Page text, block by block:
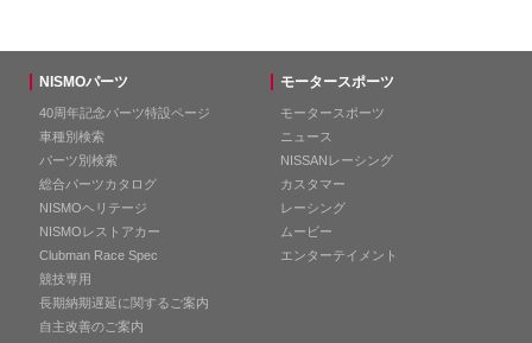
NISMOパーツ
40周年記念パーツ特設ページ
車種別検索
パーツ別検索
総合パーツカタログ
NISMOヘリテージ
NISMOレストアカー
Clubman Race Spec
競技専用
長期納期遅延に関するご案内
自主改善のご案内
モータースポーツ
モータースポーツ
ニュース
NISSANレーシング
カスタマー
レーシング
ムービー
エンターテイメント